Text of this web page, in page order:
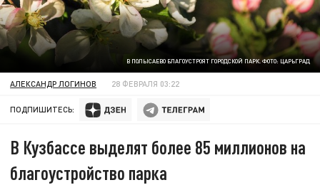
В ПОЛЫСАЕВО БЛАГОУСТРОЯТ ГОРОДСКОЙ ПАРК. ФОТО: ЦАРЬГРАД
АЛЕКСАНДР ЛОГИНОВ 28 ФЕВРАЛЯ 03:22
ПОДПИШИТЕСЬ:
В Кузбассе выделят более 85 миллионов на
благоустройство парка